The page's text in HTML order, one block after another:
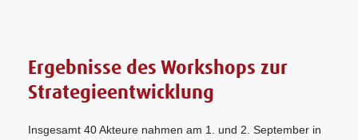
Ergebnisse des Workshops zur
Strategieentwicklung
Insgesamt 40 Akteure nahmen am 1. und 2. September in